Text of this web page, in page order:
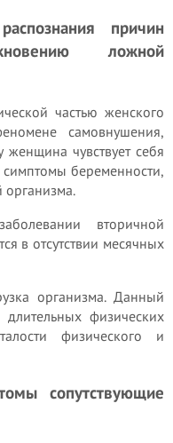
причин
ложной
частью женского
самовнушения,
женщина чувствует себя
беременности,
организма.
вторичной
в отсутствии месячных
организма. Данный
физических
физического и
сопутствующие